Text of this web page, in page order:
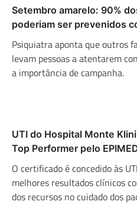
Setembro amarelo: 90%
poderiam ser prevenidos
Psiquiatra aponta que outros
levam pessoas a atentarem
a importância de campanha.
UTI do Hospital Monte
Top Performer pelo
O certificado é concedido às
melhores resultados clínicos
dos recursos no cuidado dos